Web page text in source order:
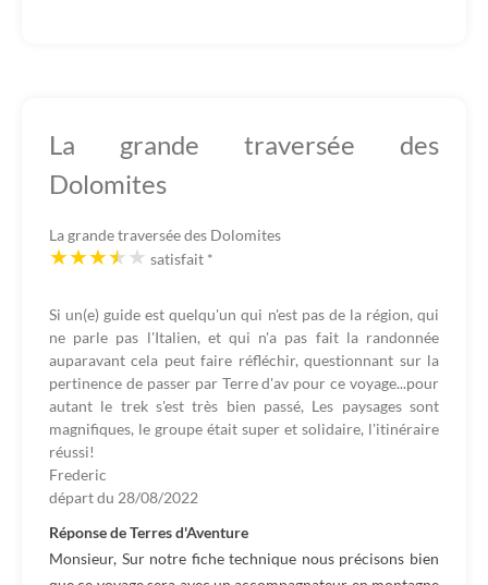
La grande traversée des
Dolomites
La grande traversée des Dolomites
satisfait *
Si un(e) guide est quelqu'un qui n'est pas de la région, qui
ne parle pas l'Italien, et qui n'a pas fait la randonnée
auparavant cela peut faire réfléchir, questionnant sur la
pertinence de passer par Terre d'av pour ce voyage...pour
autant le trek s'est très bien passé, Les paysages sont
magnifiques, le groupe était super et solidaire, l'itinéraire
réussi!
Frederic
départ du 28/08/2022
Réponse de Terres d'Aventure
Monsieur, Sur notre fiche technique nous précisons bien